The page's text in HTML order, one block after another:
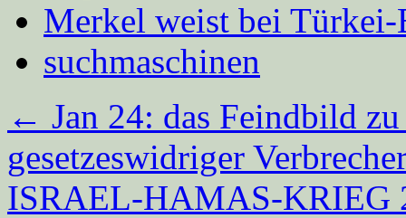
Merkel weist bei
suchmaschinen
← Jan 24: das Feindbild
gesetzeswidriger
ISRAEL-HAMAS-KRIEG